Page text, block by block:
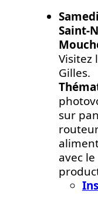
Saint-
Visitez
Gilles.
sur
avec